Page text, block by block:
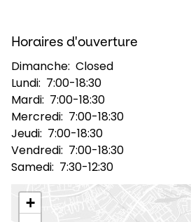
Horaires d'ouverture
Dimanche: Closed
Lundi: 7:00-18:30
Mardi: 7:00-18:30
Mercredi: 7:00-18:30
Jeudi: 7:00-18:30
Vendredi: 7:00-18:30
Samedi: 7:30-12:30
+